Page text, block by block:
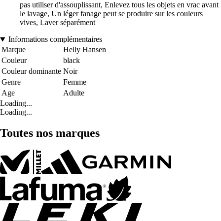
pas utiliser d'assouplissant, Enlevez tous les objets en vrac avant
le lavage, Un léger fanage peut se produire sur les couleurs
vives, Laver séparément
Informations complémentaires
Marque
Helly Hansen
Couleur
black
Couleur dominante Noir
Genre
Femme
Age
Adulte
Loading...
Loading...
Toutes nos marques